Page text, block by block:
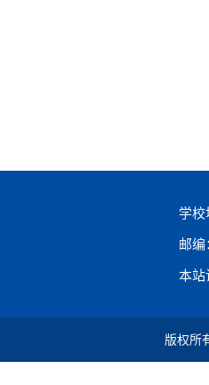
学校
邮编
本站
版权所